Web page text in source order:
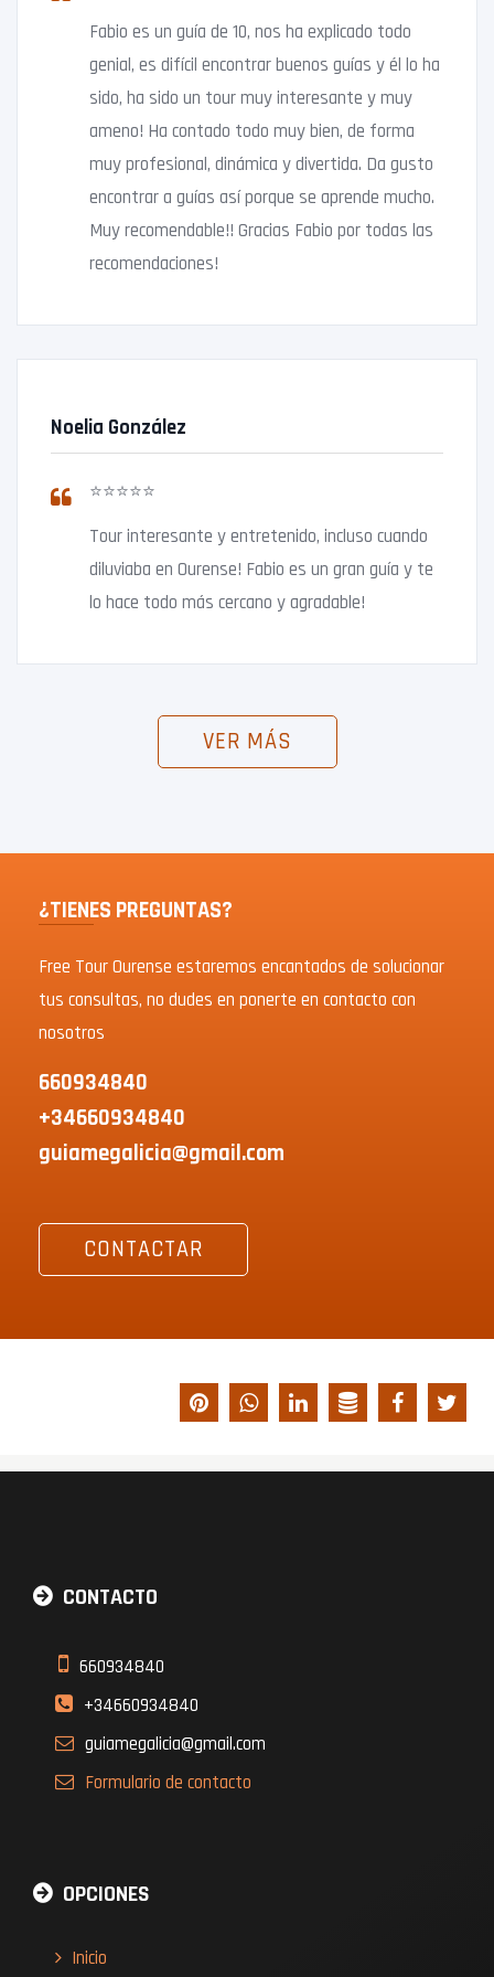
Fabio es un guía de 10, nos ha explicado todo
genial, es difícil encontrar buenos guías y él lo ha
sido, ha sido un tour muy interesante y muy
ameno! Ha contado todo muy bien, de forma
muy profesional, dinámica y divertida. Da gusto
encontrar a guías así porque se aprende mucho.
Muy recomendable!! Gracias Fabio por todas las
recomendaciones!
Noelia González
⭐⭐⭐⭐⭐
Tour interesante y entretenido, incluso cuando
diluviaba en Ourense! Fabio es un gran guía y te
lo hace todo más cercano y agradable!
VER MÁS
¿TIENES PREGUNTAS?
Free Tour Ourense estaremos encantados de solucionar
tus consultas, no dudes en ponerte en contacto con
nosotros
660934840
+34660934840
guiamegalicia@gmail.com
CONTACTAR
CONTACTO
660934840
+34660934840
guiamegalicia@gmail.com
Formulario de contacto
OPCIONES
Inicio